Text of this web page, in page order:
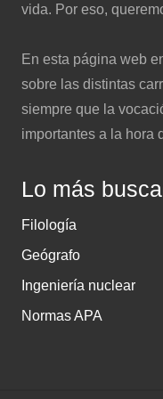
vida. Por eso,
En esta página web
sobre las distintas
siempre que la
importantes a la hora
Lo más
Filología
Geógrafo
Ingeniería nuclear
Normas APA